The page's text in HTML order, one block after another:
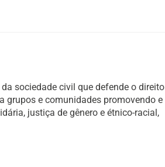
sociedade civil que defende o direito
grupos e comunidades promovendo e
justiça de gênero e étnico-racial,